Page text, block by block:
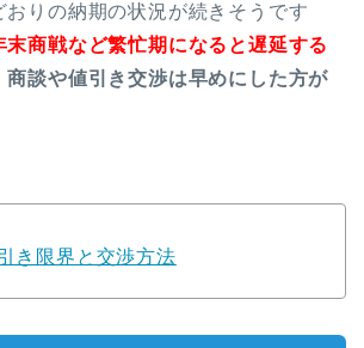
おりの納期の状況が続きそうです
末商戦など繁忙期になると遅延する
商談や値引き交渉は早めにした方が
き限界と交渉方法